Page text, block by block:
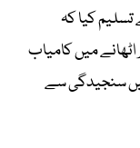
تسلیم کیا کہ
میں کامیاب
سنجیدگی سے